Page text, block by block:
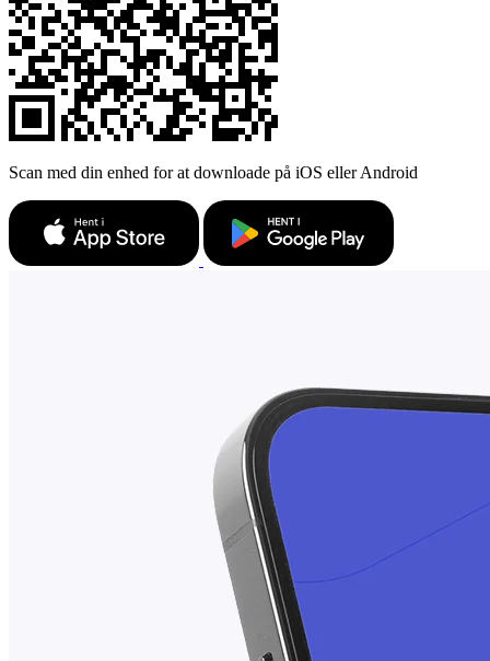
Scan med din enhed for at downloade på iOS eller Android